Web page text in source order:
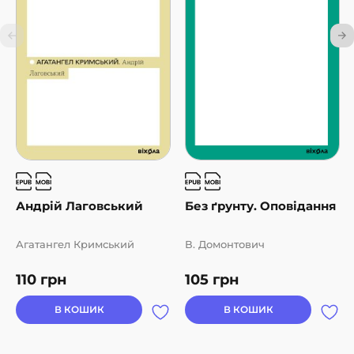
Андрій Лаговський
110 грн
Агатангел Кримський
В КОШИК
Без ґрунту. Оповідання
105 грн
В. Домонтович
В КОШИК